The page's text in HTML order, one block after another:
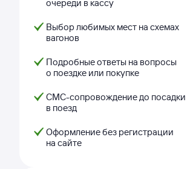
очереди в кассу
Выбор любимых мест на схемах
вагонов
Подробные ответы на вопросы
о поездке или покупке
СМС-сопровождение до посадки
в поезд
Оформление без регистрации
на сайте